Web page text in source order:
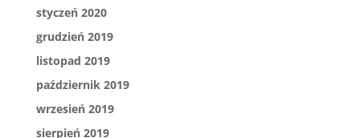
styczeń 2020
grudzień 2019
listopad 2019
październik 2019
wrzesień 2019
sierpień 2019